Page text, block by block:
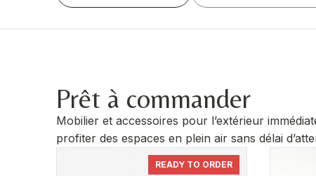
Prêt à commander
Mobilier et accessoires pour l’extérieur
profiter des espaces en plein air sans délai
READY TO ORDER